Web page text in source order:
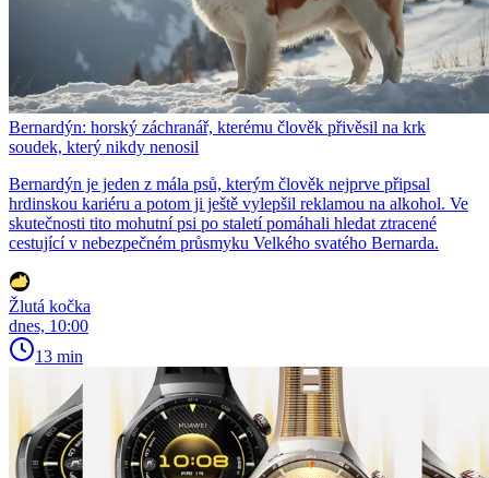
Bernardýn: horský záchranář, kterému člověk přivěsil na krk
soudek, který nikdy nenosil
Bernardýn je jeden z mála psů, kterým člověk nejprve připsal
hrdinskou kariéru a potom ji ještě vylepšil reklamou na alkohol. Ve
skutečnosti tito mohutní psi po staletí pomáhali hledat ztracené
cestující v nebezpečném průsmyku Velkého svatého Bernarda.
Žlutá kočka
dnes, 10:00
13 min